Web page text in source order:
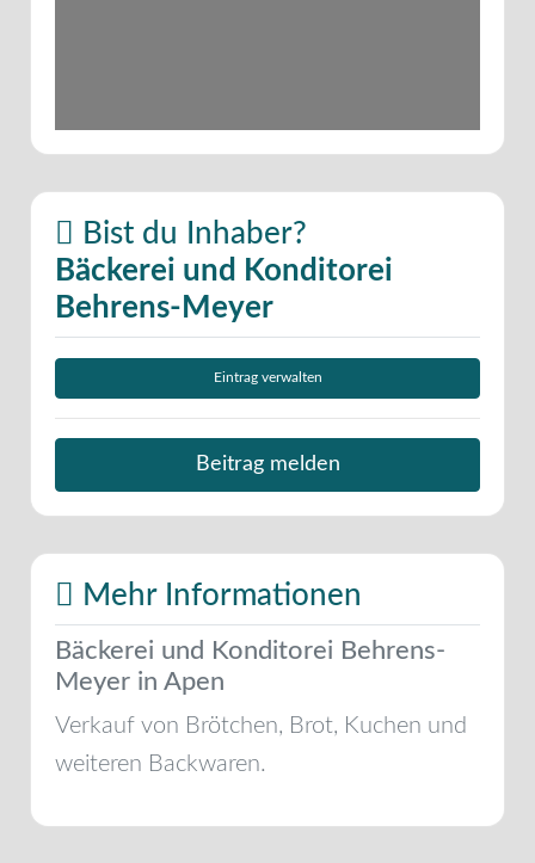
Bist du Inhaber?
Bäckerei und Konditorei
Behrens-Meyer
Eintrag verwalten
Beitrag melden
Mehr Informationen
Bäckerei und Konditorei Behrens-
Meyer in Apen
Verkauf von Brötchen, Brot, Kuchen und
weiteren Backwaren.